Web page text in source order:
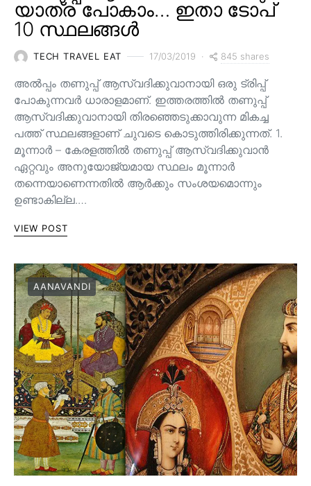
യാത്ര പോകാം… ഇതാ ടോപ്
10 സ്ഥലങ്ങൾ
TECH TRAVEL EAT 17/03/2019 845 shares
അൽപ്പം തണുപ്പ് ആസ്വദിക്കുവാനായി ഒരു ട്രിപ്പ്
പോകുന്നവർ ധാരാളമാണ്. ഇത്തരത്തിൽ തണുപ്പ്
ആസ്വദിക്കുവാനായി തിരഞ്ഞെടുക്കാവുന്ന മികച്ച
പത്ത് സ്ഥലങ്ങളാണ് ചുവടെ കൊടുത്തിരിക്കുന്നത്. 1.
മൂന്നാർ – കേരളത്തിൽ തണുപ്പ് ആസ്വദിക്കുവാൻ
ഏറ്റവും അനുയോജ്യമായ സ്ഥലം മൂന്നാർ
തന്നെയാണെന്നതിൽ ആർക്കും സംശയമൊന്നും
ഉണ്ടാകില്ല.…
VIEW POST
AANAVANDI